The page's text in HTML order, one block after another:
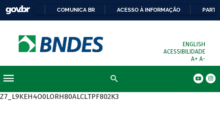
COMUNICA BR ACESSO À INFORMAÇÃO
ENGLISH
ACESSIBILIDADE
A+ A-
Z7_L9KEH4O0LORH80ALCLTPF802K3